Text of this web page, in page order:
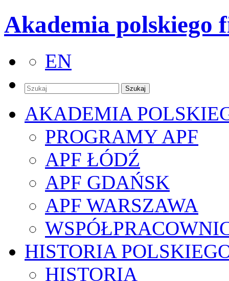
Akademia polskiego
EN
AKADEMIA
PROGRAMY APF
APF ŁÓDŹ
APF GDAŃSK
APF WARSZAWA
HISTORIA
HISTORIA